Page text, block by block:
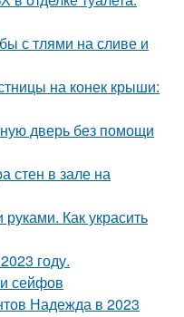
с тлями на сливе и
на конек крыши:
дверь без помощи
стен в зале на
Как украсить
году.
сейфов
Надежда в 2023